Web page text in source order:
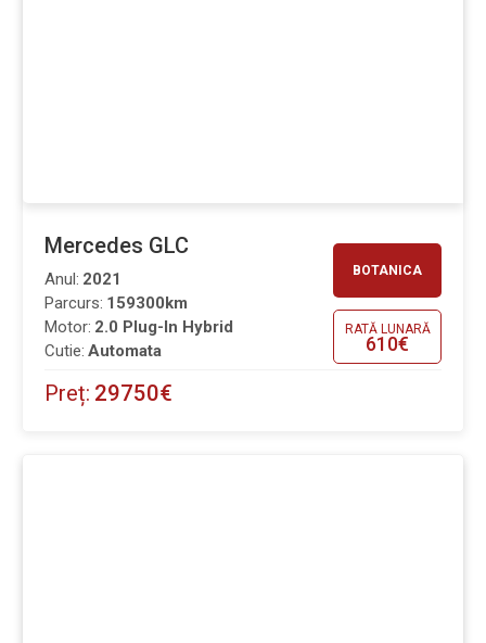
BOTANICA
RATĂ LUNARĂ
610€
Mercedes GLC
Parcurs: 159300km
Anul: 2021
Motor: 2.0 Plug-In Hybrid
Cutie: Automata
Preț: 29750€